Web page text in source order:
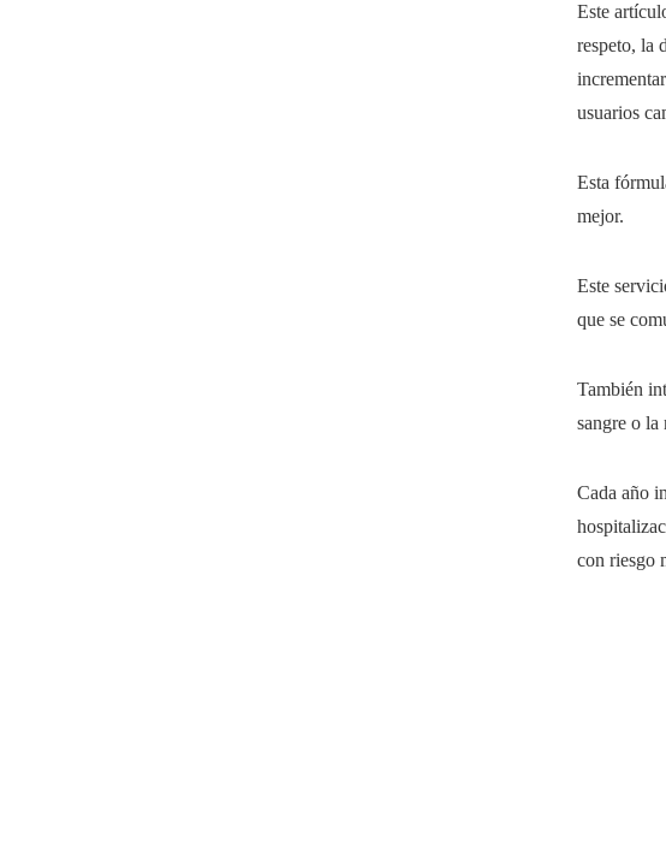
Este
respeto, la
usuarios
Esta
mejor.
Este
que se
También
sangre o la
Cada año
con riesgo